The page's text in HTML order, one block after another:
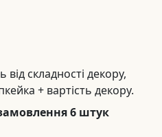
від складності декору,
+ вартість декору.
6 штук